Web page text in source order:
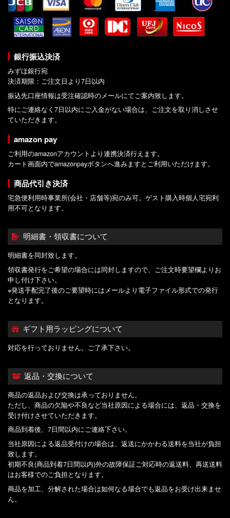
銀行振込決済
みずほ銀行宛
決済期限：ご注文日より7日以内
振込先口座情報は受注確認時のメールにてご案内致します。
特にご連絡なく7日以内にご入金がない場合は、ご注文を取り消しさせ
ていただきます。
amazon pay
ご利用のamazonアカウントより連携決済行えます。
カート画面内でamazonpayボタンへ進みますとご利用いただけます。
商品代引き決済
宅急便利用時事業所(会社・店舗等)宛のみ可。ゲスト購入時個人宅宛利
用不可となります。
明細書・領収書について
明細書を同封致します。
領収書発行をご希望の場合には同封しますので、ご注文時要望欄よりお
申し付け下さい。
※発送手配完了後のご要望時にはメールより電子ファイル形式での発行
となります。
ギフト用ラッピングについて
対応を行っておりません。ご了承下さい。
返品・交換について
商品の返品および交換は承っておりません。
ただし、商品の欠陥や不良など当社原因による場合には、返品・交換を
受け付けさせていただきます。
商品到着後、7日間以内にご連絡下さい。
当社原因による返品受付けの場合は、返送にかかわる送料を当社が負担
致します。
初期不良(商品到着7日間以内)外の故障保証ご対応時の返送料、再送送料
はお客様でのご負担となります。
商品を加工、分解された場合は如何なる場合でも返品をお受け出来ませ
ん。